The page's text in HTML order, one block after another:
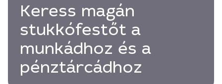
Keress magán
stukkófestőt a
munkádhoz és a
pénztárcádhoz